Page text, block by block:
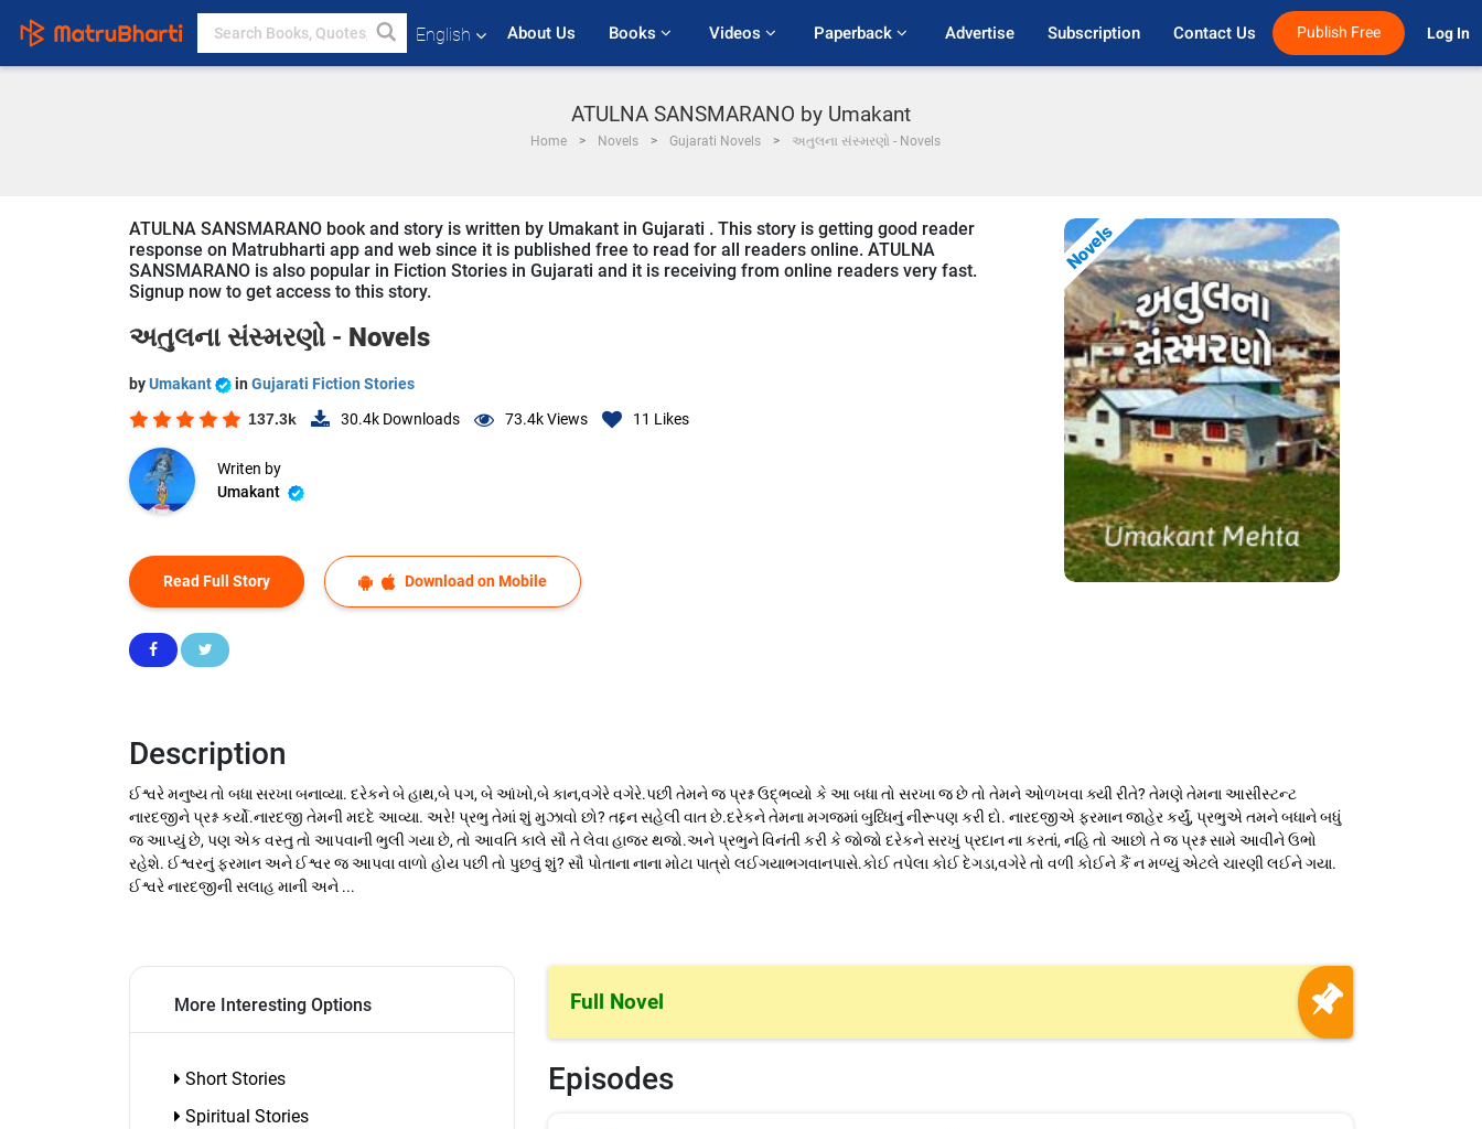
English About Us Books Videos Paperback Advertise Subscription Contact Us Publish Free Log In
ATULNA SANSMARANO by Umakant
Home Novels Gujarati Novels અતુલના સંસ્મરણો - Novels
ATULNA SANSMARANO book and story is written by Umakant in Gujarati . This story is getting good reader
response on Matrubharti app and web since it is published free to read for all readers online. ATULNA
SANSMARANO is also popular in Fiction Stories in Gujarati and it is receiving from online readers very fast.
Signup now to get access to this story.
અતુલના સંસ્મરણો - Novels
byUmakant in Gujarati Fiction Stories
137.3k 30.4k Downloads 73.4kViews 11 Likes
Writen by
Umakant
Read Full Story Download on Mobile
Novels
Description
ઈશ્વરે મનુષ્ય તો બધા સરખા બનાવ્યા. દરેકને બે હાથ,બે પગ, બે આંખો,બે કાન,વગેરે વગેરે.પછી તેમને જ પ્રશ્ન ઉદ્‍ભવ્યો કે આ બધા તો સરખા જ છે તો તેમને ઓળખવા ક્યી રીતે? તેમણે તેમના આસીસ્ટન્ટ
નારદજીને પ્રશ્ન કર્યો.નારદજી તેમની મદદે આવ્યા. અરે! પ્રભુ તેમાં શું મુઝાવો છો? તદ્દન સહેલી વાત છે.દરેકને તેમના મગજમાં બુધ્ધિનું નીરૂપણ કરી દો. નારદજીએ ફરમાન જાહેર કર્યું, પ્રભુએ તમને બધાને બધું
જ આપ્યું છે, પણ એક વસ્તુ તો આપવાની ભુલી ગયા છે, તો આવતિ કાલે સૌ તે લેવા હાજર થજો.અને પ્રભુને વિનંતી કરી કે જોજો દરેકને સરખું પ્રદાન ના કરતાં, નહિ તો આછો તે જ પ્રશ્ન સામે આવીને ઉભો
રહેશે. ઈશ્વરનું ફરમાન અને ઈશ્વર જ આપવા વાળો હોય પછી તો પુછવું શું? સૌ પોતાના નાના મોટા પાત્રો લઈગયાભગવાનપાસે.કોઈ તપેલા કોઈ દેગડા,વગેરે તો વળી કોઈને કૈં ન મળ્યું એટલે ચારણી લઈને ગયા.
ઈશ્વરે નારદજીની સલાહ માની અને ...
More Interesting Options
Short Stories
Spiritual Stories
Full Novel
Episodes